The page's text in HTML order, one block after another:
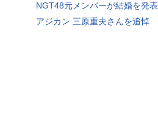
NGT48元メンバーが結婚を発表
アジカン 三原重夫さんを追悼